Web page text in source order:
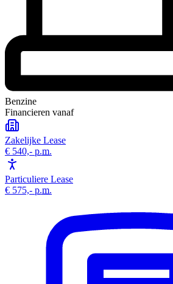
Benzine
Financieren vanaf
Zakelijke Lease
€ 540,- p.m.
Particuliere Lease
€ 575,- p.m.